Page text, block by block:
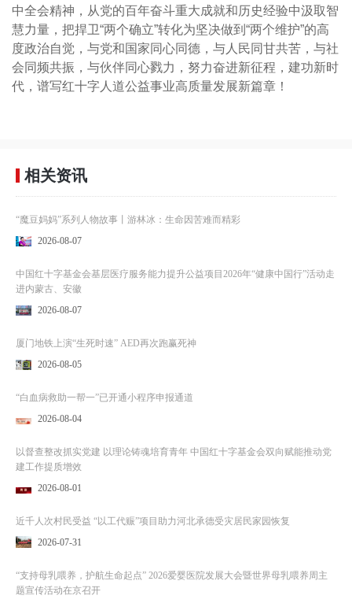
中全会精神，从党的百年奋斗重大成就和历史经验中汲取智
慧力量，把捍卫“两个确立”转化为坚决做到“两个维护”的高
度政治自觉，与党和国家同心同德，与人民同甘共苦，与社
会同频共振，与伙伴同心戮力，努力奋进新征程，建功新时
代，谱写红十字人道公益事业高质量发展新篇章！
相关资讯
“魔豆妈妈”系列人物故事丨游林冰：生命因苦难而精彩
2026-08-07
中国红十字基金会基层医疗服务能力提升公益项目2026年“健康中国行”活动走
进内蒙古、安徽
2026-08-07
厦门地铁上演“生死时速” AED再次跑赢死神
2026-08-05
“白血病救助一帮一”已开通小程序申报通道
2026-08-04
以督查整改抓实党建 以理论铸魂培育青年 中国红十字基金会双向赋能推动党
建工作提质增效
2026-08-01
近千人次村民受益 “以工代赈”项目助力河北承德受灾居民家园恢复
2026-07-31
“支持母乳喂养，护航生命起点” 2026爱婴医院发展大会暨世界母乳喂养周主
题宣传活动在京召开